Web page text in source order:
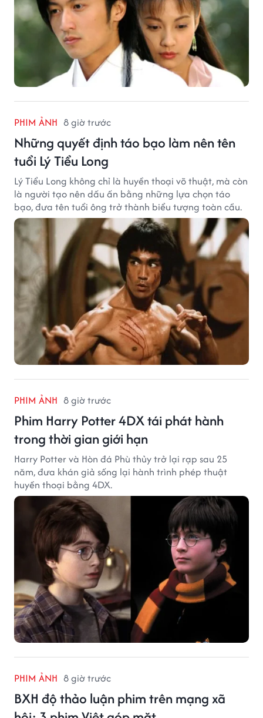
PHIM ẢNH 8 giờ trước
Những quyết định táo bạo làm nên tên
tuổi Lý Tiểu Long
Lý Tiểu Long không chỉ là huyền thoại võ thuật, mà còn
là người tạo nên dấu ấn bằng những lựa chọn táo
bạo, đưa tên tuổi ông trở thành biểu tượng toàn cầu.
PHIM ẢNH 8 giờ trước
Phim Harry Potter 4DX tái phát hành
trong thời gian giới hạn
Harry Potter và Hòn đá Phù thủy trở lại rạp sau 25
năm, đưa khán giả sống lại hành trình phép thuật
huyền thoại bằng 4DX.
PHIM ẢNH 8 giờ trước
BXH độ thảo luận phim trên mạng xã